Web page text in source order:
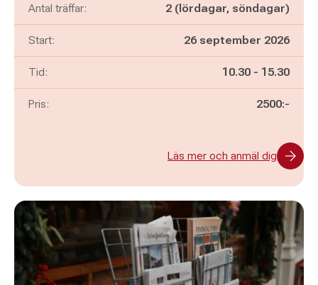
Antal träffar: 2 (lördagar, söndagar)
Start: 26 september 2026
Tid: Pågår mellan
10.30 - och
15.30
Pris: 2500:-
Läs mer och anmäl dig